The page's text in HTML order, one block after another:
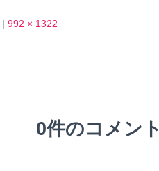
| 992 × 1322
0件のコメント